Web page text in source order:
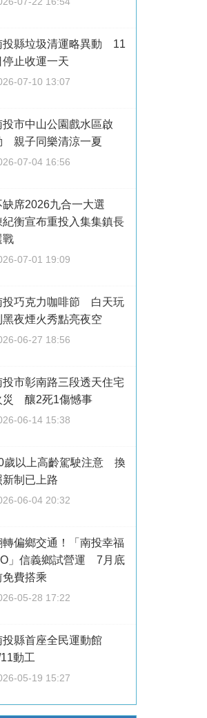
投縣垃圾清運略異動 11
停止收運一天
07-10 13:07
投市中山公園戲水區啟
親子同樂清涼一夏
07-04 16:56
缺席2026九合一大選
紀衡宣布重投入集集鎮長
戰
07-01 19:09
投巧克力咖啡節 白天玩
黑夜煙火秀點亮夜空
06-27 18:56
投市彰南路三段透天住宅
災 釀2死1傷憾事
06-14 15:38
歲以上高齡駕駛注意 換
新制已上路
06-04 20:32
轉偏鄉交通！「南投幸福
」信義鄉試營運 7月底
免費搭乘
05-28 17:22
投縣首座全民運動館
動工
05-19 15:27